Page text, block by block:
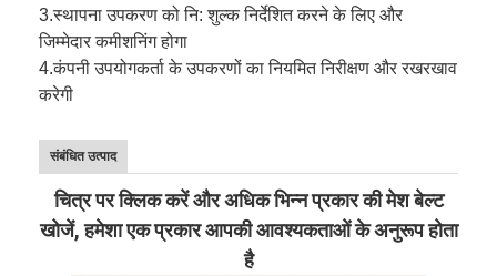
3.स्थापना उपकरण को नि: शुल्क निर्देशित करने के लिए और
जिम्मेदार कमीशनिंग होगा
4.कंपनी उपयोगकर्ता के उपकरणों का नियमित निरीक्षण और रखरखाव
करेगी
संबंधित उत्पाद
चित्र पर क्लिक करें और अधिक भिन्न प्रकार की मेश बेल्ट
खोजें, हमेशा एक प्रकार आपकी आवश्यकताओं के अनुरूप होता
है